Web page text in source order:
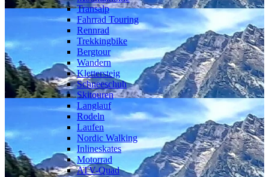
Transalp
Fahrrad Touring
Rennrad
Trekkingbike
Bergtour
Wandern
Klettersteig
Schneeschuh
Skitouren
Langlauf
Rodeln
Laufen
Nordic Walking
Inlineskates
Motorrad
ATV-Quad